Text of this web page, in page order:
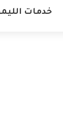
خدمات